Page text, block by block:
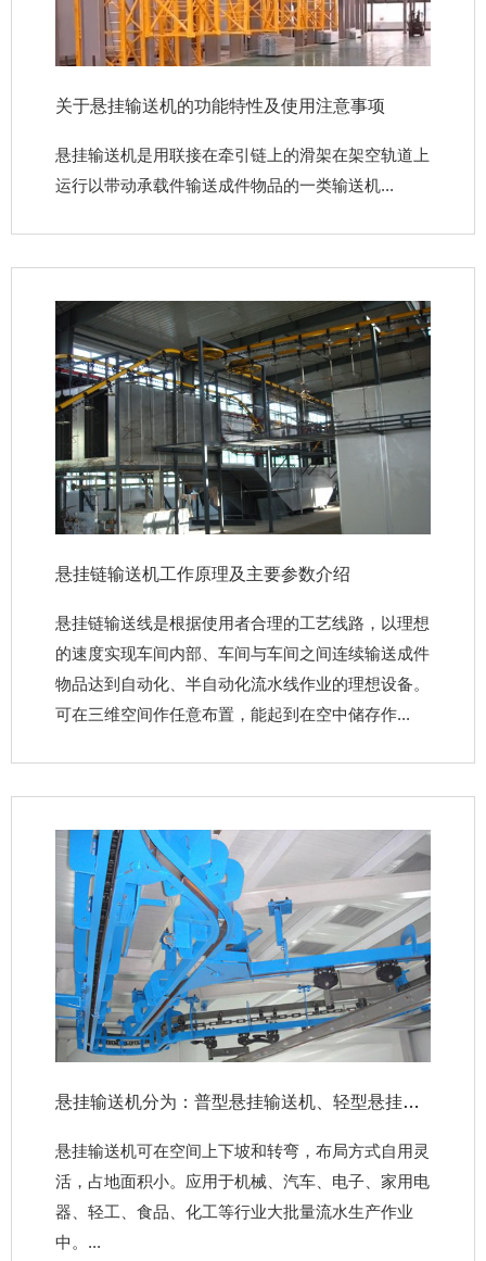
关于悬挂输送机的功能特性及使用注意事项
悬挂输送机是用联接在牵引链上的滑架在架空轨道上
运行以带动承载件输送成件物品的一类输送机...
悬挂链输送机工作原理及主要参数介绍
悬挂链输送线是根据使用者合理的工艺线路，以理想
的速度实现车间内部、车间与车间之间连续输送成件
物品达到自动化、半自动化流水线作业的理想设备。
可在三维空间作任意布置，能起到在空中储存作...
悬挂输送机分为：普型悬挂输送机、轻型悬挂输送机、宽推杆积放式悬挂输送机
悬挂输送机可在空间上下坡和转弯，布局方式自用灵
活，占地面积小。应用于机械、汽车、电子、家用电
器、轻工、食品、化工等行业大批量流水生产作业
中。...